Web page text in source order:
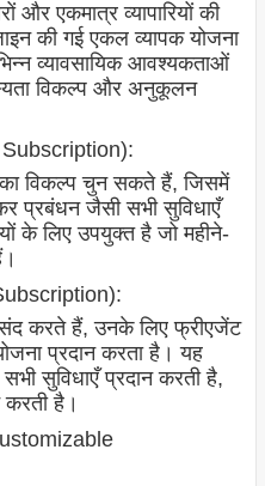
और एकमात्र व्यापारियों की
की गई एकल व्यापक योजना
व्यावसायिक आवश्यकताओं
विकल्प और अनुकूलन
Subscription):
का विकल्प चुन सकते हैं, जिसमें
प्रबंधन जैसी सभी सुविधाएँ
के लिए उपयुक्त है जो महीने-
पसंद करते हैं, उनके लिए फ्रीएजेंट
प्रदान करता है। यह
सुविधाएँ प्रदान करती है,
है।